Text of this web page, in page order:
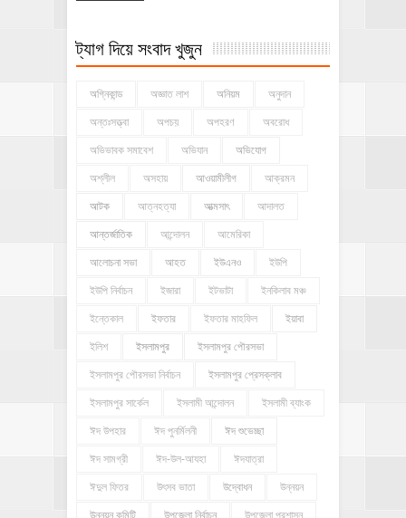
ট্যাগ দিয়ে সংবাদ খুজুন
অগ্নিকান্ড অজ্ঞাত লাশ অনিয়ম অনুদান
অন্তঃসত্ত্বা অপচয় অপহরণ অবরোধ
অভিভাবক সমাবেশ অভিযান অভিযোগ
অশ্লীল অসহায় আওয়ামীলীগ আক্রমন
আটক আত্নহত্যা আত্মসাৎ আদালত
আন্তর্জাতিক আন্দোলন আমেরিকা
আলোচনা সভা আহত ইউএনও ইউপি
ইউপি নির্বাচন ইজারা ইটভাটা ইনকিলাব মঞ্চ
ইন্তেকাল ইফতার ইফতার মাহফিল ইয়াবা
ইলিশ ইসলামপুর ইসলামপুর পৌরসভা
ইসলামপুর পৌরসভা নির্বাচন ইসলামপুর প্রেসক্লাব
ইসলামপুর সার্কেল ইসলামী আন্দোলন ইসলামী ব্যাংক
ঈদ উপহার ঈদ পুনর্মিলনী ঈদ শুভেচ্ছা
ঈদ সামগ্রী ঈদ-উল-আযহা ঈদযাত্রা
ঈদুল ফিতর উৎসব ভাতা উদ্বোধন উন্নয়ন
উন্নয়ন কমিটি উপজেলা নির্বাচন উপজেলা প্রশাসন